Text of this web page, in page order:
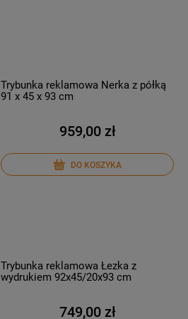
Trybunka reklamowa Nerka z półką
91 x 45 x 93 cm
959,00 zł
DO KOSZYKA
Trybunka reklamowa Łezka z
wydrukiem 92x45/20x93 cm
749,00 zł